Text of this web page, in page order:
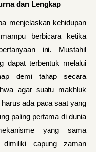
dan Lengkap
menjelaskan kehidupan
berbicara ketika
ini. Mustahil
dapat terbentuk melalui
demi tahap secara
agar suatu makhluk
ada pada saat yang
paling pertama di dunia
yang sama
dimiliki capung zaman